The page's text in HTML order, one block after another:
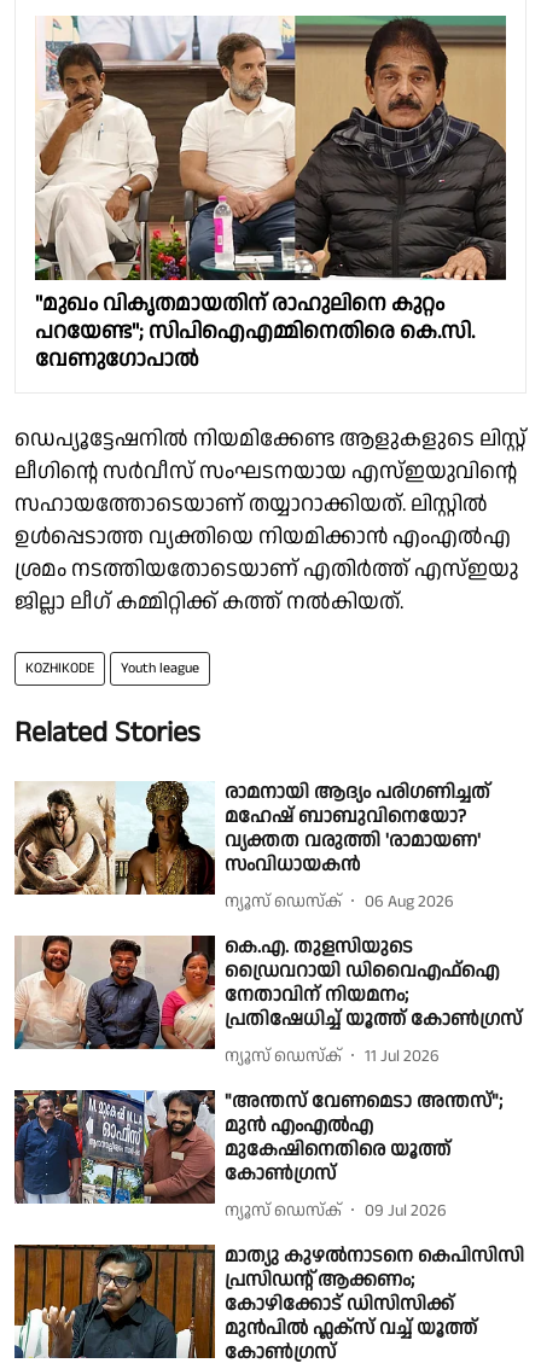
"മുഖം വികൃതമായതിന് രാഹുലിനെ കുറ്റം
പറയേണ്ട"; സിപിഐഎമ്മിനെതിരെ കെ.സി.
വേണുഗോപാൽ
ഡെപ്യൂട്ടേഷനിൽ നിയമിക്കേണ്ട ആളുകളുടെ ലിസ്റ്റ്
ലീഗിന്റെ സർവീസ് സംഘടനയായ എസ്ഇയുവിന്റെ
സഹായത്തോടെയാണ് തയ്യാറാക്കിയത്. ലിസ്റ്റിൽ
ഉൾപ്പെടാത്ത വ്യക്തിയെ നിയമിക്കാൻ എംഎൽഎ
ശ്രമം നടത്തിയതോടെയാണ് എതിർത്ത് എസ്ഇയു
ജില്ലാ ലീഗ് കമ്മിറ്റിക്ക് കത്ത് നൽകിയത്.
KOZHIKODE Youth league
Related Stories
രാമനായി ആദ്യം പരിഗണിച്ചത്
മഹേഷ് ബാബുവിനെയോ?
വ്യക്തത വരുത്തി 'രാമായണ'
സംവിധായകൻ
ന്യൂസ് ഡെസ്ക് 06 Aug 2026
കെ.എ. തുളസിയുടെ
ഡ്രൈവറായി ഡിവൈഎഫ്ഐ
നേതാവിന് നിയമനം;
പ്രതിഷേധിച്ച് യൂത്ത് കോൺഗ്രസ്
ന്യൂസ് ഡെസ്ക് 11 Jul 2026
"അന്തസ് വേണമെടാ അന്തസ്";
മുൻ എംഎൽഎ
മുകേഷിനെതിരെ യൂത്ത്
കോൺഗ്രസ്
ന്യൂസ് ഡെസ്ക് 09 Jul 2026
മാത്യു കുഴൽനാടനെ കെപിസിസി
പ്രസിഡന്റ് ആക്കണം;
കോഴിക്കോട് ഡിസിസിക്ക്
മുൻപിൽ ഫ്ലക്സ് വച്ച് യൂത്ത്
കോൺഗ്രസ്